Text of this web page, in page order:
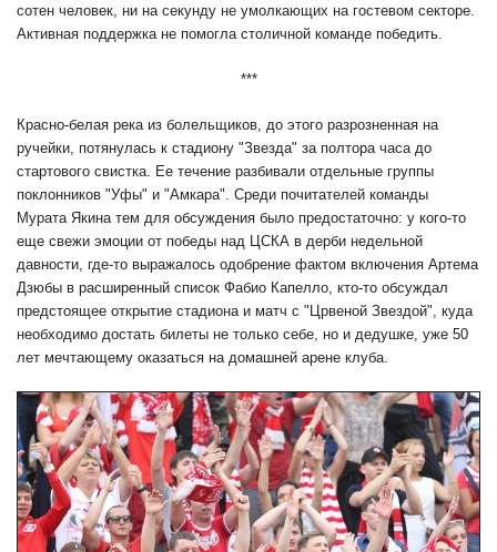
сотен человек, ни на секунду не умолкающих на гостевом секторе.
Активная поддержка не помогла столичной команде победить.
***
Красно-белая река из болельщиков, до этого разрозненная на
ручейки, потянулась к стадиону "Звезда" за полтора часа до
стартового свистка. Ее течение разбивали отдельные группы
поклонников "Уфы" и "Амкара". Среди почитателей команды
Мурата Якина тем для обсуждения было предостаточно: у кого-то
еще свежи эмоции от победы над ЦСКА в дерби недельной
давности, где-то выражалось одобрение фактом включения Артема
Дзюбы в расширенный список Фабио Капелло, кто-то обсуждал
предстоящее открытие стадиона и матч с "Црвеной Звездой", куда
необходимо достать билеты не только себе, но и дедушке, уже 50
лет мечтающему оказаться на домашней арене клуба.